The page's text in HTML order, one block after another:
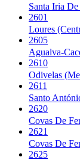
Santa Iria
2601
Loures
2605
Agualva-
2610
Odivelas
2611
Santo
2620
Covas De
2621
Covas De
2625